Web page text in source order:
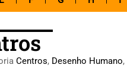
Centros, Desenho Humano,